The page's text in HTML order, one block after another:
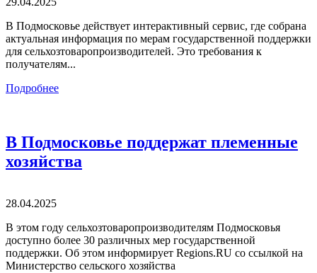
В Подмосковье действует интерактивный сервис, где собрана
актуальная информация по мерам государственной поддержки
для сельхозтоваропроизводителей. Это требования к
получателям...
Подробнее
В Подмосковье поддержат племенные
хозяйства
28.04.2025
В этом году сельхозтоваропроизводителям Подмосковья
доступно более 30 различных мер государственной
поддержки. Об этом информирует Regions.RU со ссылкой на
Министерство сельского хозяйства